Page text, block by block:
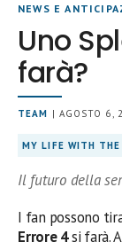
NEWS E
Uno
farà?
TEAM | AGOSTO 6,
MY LIFE WITH THE
Il futuro della
I fan possono
Errore 4si farà.